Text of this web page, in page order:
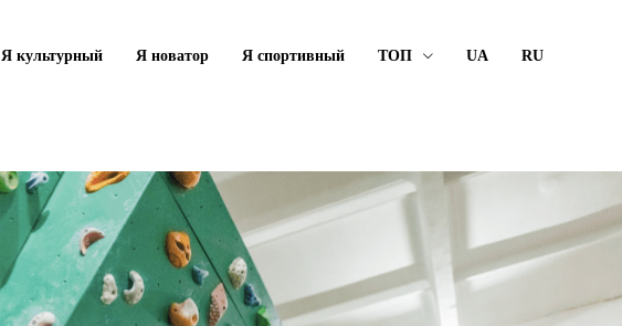
Я культурный Я новатор Я спортивный ТОП UA RU